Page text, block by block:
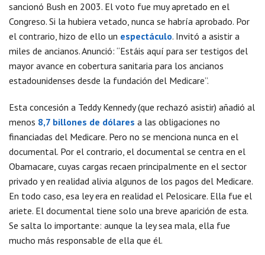
sancionó Bush en 2003. El voto fue muy apretado en el
Congreso. Si la hubiera vetado, nunca se habría aprobado. Por
el contrario, hizo de ello un espectáculo. Invitó a asistir a
miles de ancianos. Anunció: “Estáis aquí para ser testigos del
mayor avance en cobertura sanitaria para los ancianos
estadounidenses desde la fundación del Medicare”.
Esta concesión a Teddy Kennedy (que rechazó asistir) añadió al
menos 8,7 billones de dólares a las obligaciones no
financiadas del Medicare. Pero no se menciona nunca en el
documental. Por el contrario, el documental se centra en el
Obamacare, cuyas cargas recaen principalmente en el sector
privado y en realidad alivia algunos de los pagos del Medicare.
En todo caso, esa ley era en realidad el Pelosicare. Ella fue el
ariete. El documental tiene solo una breve aparición de esta.
Se salta lo importante: aunque la ley sea mala, ella fue
mucho más responsable de ella que él.